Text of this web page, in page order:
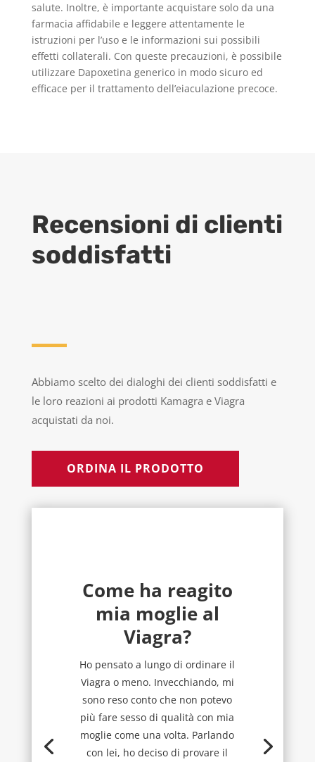
salute. Inoltre, è importante acquistare solo da una
farmacia affidabile e leggere attentamente le
istruzioni per l’uso e le informazioni sui possibili
effetti collaterali. Con queste precauzioni, è possibile
utilizzare Dapoxetina generico in modo sicuro ed
efficace per il trattamento dell’eiaculazione precoce.
Recensioni di clienti
soddisfatti
Abbiamo scelto dei dialoghi dei clienti soddisfatti e
le loro reazioni ai prodotti Kamagra e Viagra
acquistati da noi.
ORDINA IL PRODOTTO
Come ha reagito
mia moglie al
Viagra?
Ho pensato a lungo di ordinare il
Viagra o meno. Invecchiando, mi
sono reso conto che non potevo
più fare sesso di qualità con mia
moglie come una volta. Parlando
con lei, ho deciso di provare il